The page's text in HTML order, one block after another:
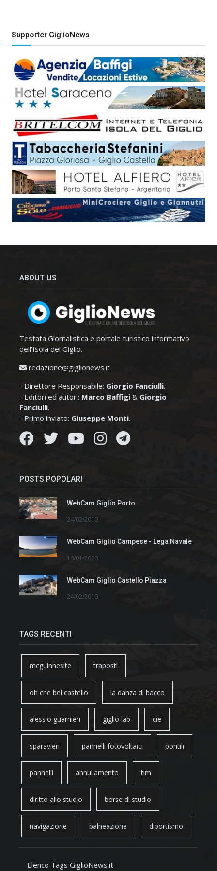
Supporter GiglioNews
ABOUT US
Testata Giornalistica e portale turistico informativo
dell'Isola del Giglio.
redazione@giglionews.it
- Direttore Responsabile: Giorgio Fanciulli.
- Editori ed autori: Marco Baffigi & Giorgio
Fanciulli.
- Primo inviato: Giuseppe Monti.
POSTS POPOLARI
WebCam Giglio Porto
24/02/2010
WebCam Giglio Campese - Lega Navale
16/01/2020
WebCam Giglio Castello Piazza
24/02/2010
TAGS RECENTI
mcguinnesite traposti
oh che bel castello la danza di bacco
alessio guarnieri giglio lab cie
sparavieri pannelli fotovoltaici pontili
pannelli annullamento tim
diritto allo studio borse di studio
navigazione balneazione diportismo
Elenco Tags GiglioNews.it